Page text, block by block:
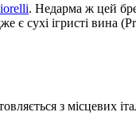
. Недарма ж цей
сухі ігристі вина
з місцевих